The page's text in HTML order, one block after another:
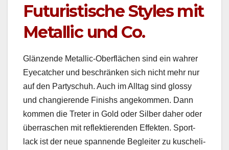
Futuristische Styles mit
Metallic und Co.
Glänzende Metal­lic-Ober­flächen sind ein wahrer
Eye­catch­er und beschränken sich nicht mehr nur
auf den Par­tyschuh. Auch im All­t­ag sind glossy
und chang­ierende Fin­ishs angekom­men. Dann
kom­men die Treter in Gold oder Sil­ber daher oder
über­raschen mit reflek­tieren­den Effek­ten. Sport­
lack ist der neue span­nende Begleit­er zu kusche­li­